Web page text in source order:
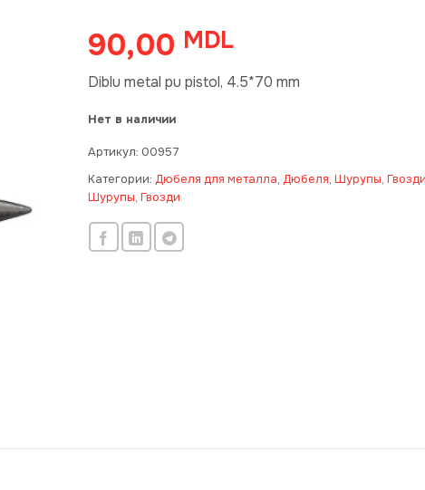
90,00 MDL
Diblu metal pu pistol, 4.5*70 mm
Нет в наличии
Артикул: 00957
Категории: Дюбеля для металла, Дюбеля, Шурупы,
Шурупы, Гвозди